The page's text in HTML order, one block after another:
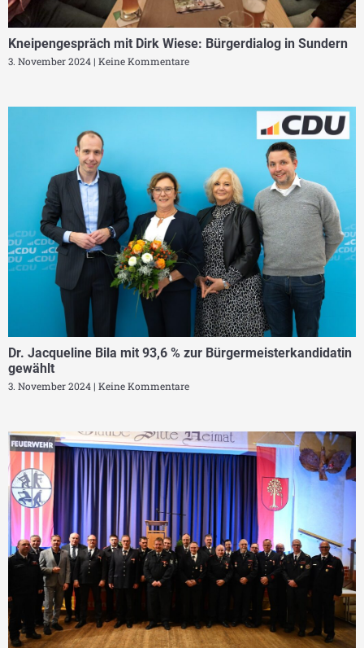
Kneipengespräch mit Dirk Wiese: Bürgerdialog in Sundern
3. November 2024 Keine Kommentare
Dr. Jacqueline Bila mit 93,6 % zur Bürgermeisterkandidatin
gewählt
3. November 2024 Keine Kommentare